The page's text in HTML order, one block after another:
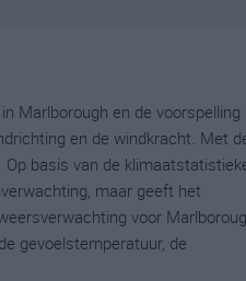
Marlborough en de voorspelling
en de windkracht. Met
basis van de
maar geeft het
voor
gevoelstemperatuur, de